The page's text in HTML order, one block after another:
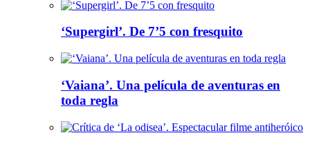
‘Supergirl’. De 7’5 con fresquito
‘Vaiana’. Una película de aventuras en
toda regla